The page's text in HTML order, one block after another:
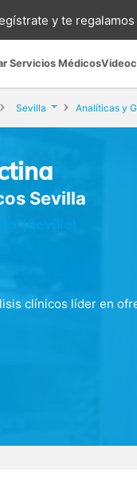
yte regalamos
Servicios Médicos
Sevilla Analíticas y
Sevilla
clínicos líder en